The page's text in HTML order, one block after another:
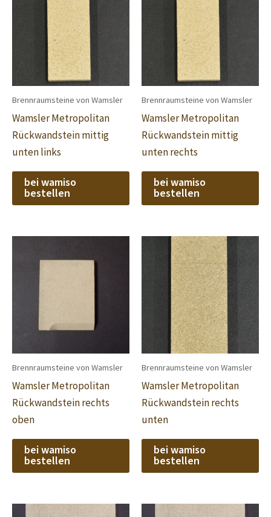
Brennraumsteine von Wamsler
Wamsler Metropolitan
Rückwandstein mittig
unten links
bei wamiso
bestellen
Brennraumsteine von Wamsler
Wamsler Metropolitan
Rückwandstein mittig
unten rechts
bei wamiso
bestellen
Brennraumsteine von Wamsler
Wamsler Metropolitan
Rückwandstein rechts
oben
bei wamiso
bestellen
Brennraumsteine von Wamsler
Wamsler Metropolitan
Rückwandstein rechts
unten
bei wamiso
bestellen